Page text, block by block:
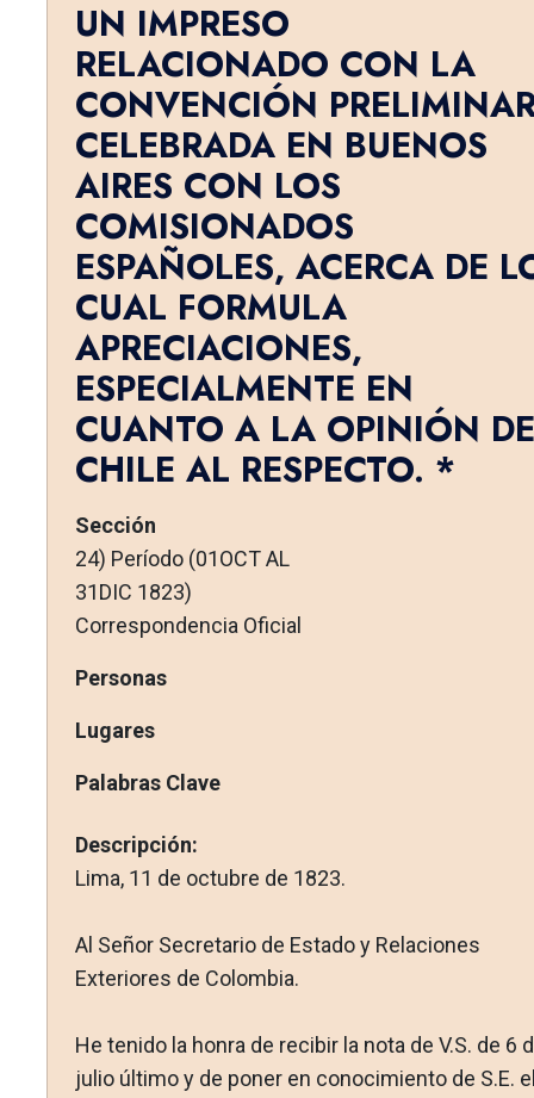
UN IMPRESO
RELACIONADO CON LA
CONVENCIÓN
CELEBRADA EN BUENOS
AIRES CON LOS
COMISIONADOS
ESPAÑOLES, ACERCA DE
CUAL FORMULA
APRECIACIONES,
ESPECIALMENTE EN
CUANTO A LA OPINIÓN DE
CHILE AL RESPECTO. *
Sección
24) Período (01OCT AL
31DIC 1823)
Correspondencia Oficial
Personas
Lugares
Palabras Clave
Descripción:
Lima, 11 de octubre de 1823.
Al Señor Secretario de Estado y Relaciones
Exteriores de Colombia.
He tenido la honra de recibir la nota de V.S. de 6
julio último y de poner en conocimiento de S.E.